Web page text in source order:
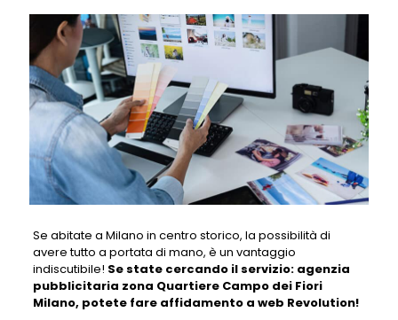
Se abitate a Milano in centro storico, la possibilità di
avere tutto a portata di mano, è un vantaggio
indiscutibile! Se state cercando il servizio: agenzia
pubblicitaria zona Quartiere Campo dei Fiori
Milano, potete fare affidamento a web Revolution!